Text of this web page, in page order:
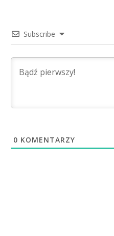
Subscribe
0 KOMENTARZY